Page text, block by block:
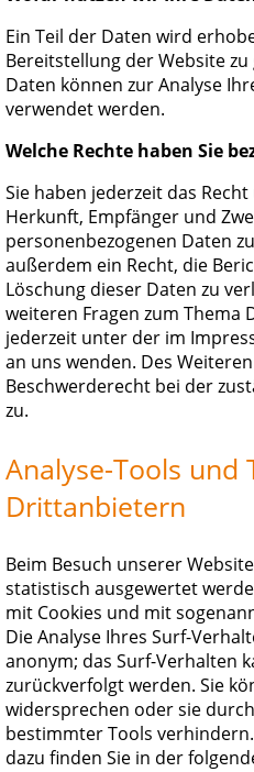
Ein Teil der Daten wird
Bereitstellung der Website
Daten können zur Analyse
verwendet werden.
Welche Rechte haben Sie
Sie haben jederzeit das
Herkunft, Empfänger und
personenbezogenen Daten
außerdem ein Recht, die
Löschung dieser Daten zu
weiteren Fragen zum Thema
jederzeit unter der im
an uns wenden. Des
Beschwerderecht bei der
zu.
Analyse-Tools und
Drittanbietern
Beim Besuch unserer
statistisch ausgewertet
mit Cookies und mit
Die Analyse Ihres Surf-
anonym; das Surf-Verhalten
zurückverfolgt werden. Sie
widersprechen oder sie
bestimmter Tools
dazu finden Sie in der